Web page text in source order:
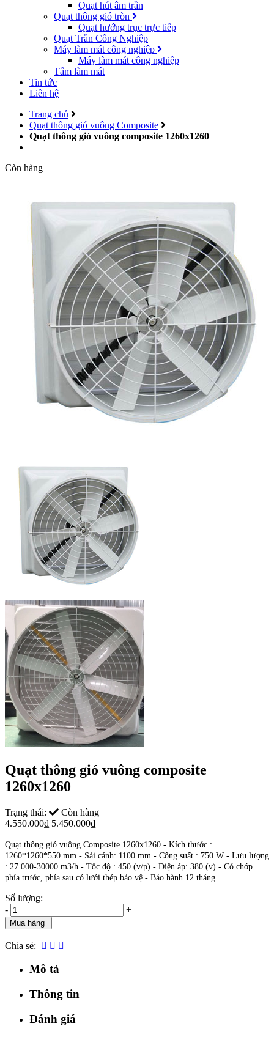
Quạt hút âm trần
Quạt thông gió tròn
Quạt hướng trục trực tiếp
Quạt Trần Công Nghiệp
Máy làm mát công nghiệp
Máy làm mát công nghiệp
Tấm làm mát
Tin tức
Liên hệ
Trang chủ
Quạt thông gió vuông Composite
Quạt thông gió vuông composite 1260x1260
Còn hàng
Quạt thông gió vuông composite
1260x1260
Trạng thái:
Còn hàng
4.550.000₫ 5.450.000₫
Quạt thông gió vuông Composite 1260x1260 - Kích thước :
1260*1260*550 mm - Sải cánh: 1100 mm - Công suất : 750 W - Lưu lượng
: 27.000-30000 m3/h - Tốc độ : 450 (v/p) - Điện áp: 380 (v) - Có chớp
phía trước, phía sau có lưới thép bảo vệ - Bảo hành 12 tháng
Số lượng:
-
+
Mua hàng
Chia sẻ:
Mô tả
Thông tin
Đánh giá